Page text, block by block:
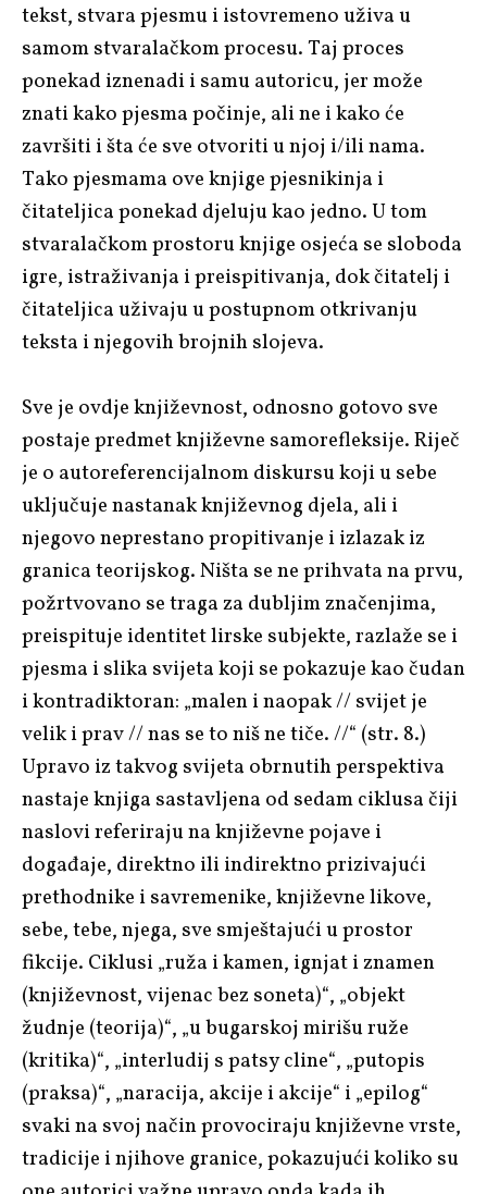
tekst, stvara pjesmu i istovremeno uživa u
samom stvaralačkom procesu. Taj proces
ponekad iznenadi i samu autoricu, jer može
znati kako pjesma počinje, ali ne i kako će
završiti i šta će sve otvoriti u njoj i/ili nama.
Tako pjesmama ove knjige pjesnikinja i
čitateljica ponekad djeluju kao jedno. U tom
stvaralačkom prostoru knjige osjeća se sloboda
igre, istraživanja i preispitivanja, dok čitatelj i
čitateljica uživaju u postupnom otkrivanju
teksta i njegovih brojnih slojeva.
Sve je ovdje književnost, odnosno gotovo sve
postaje predmet književne samorefleksije. Riječ
je o autoreferencijalnom diskursu koji u sebe
uključuje nastanak književnog djela, ali i
njegovo neprestano propitivanje i izlazak iz
granica teorijskog. Ništa se ne prihvata na prvu,
požrtvovano se traga za dubljim značenjima,
preispituje identitet lirske subjekte, razlaže se i
pjesma i slika svijeta koji se pokazuje kao čudan
i kontradiktoran: „malen i naopak // svijet je
velik i prav // nas se to niš ne tiče. //“ (str. 8.)
Upravo iz takvog svijeta obrnutih perspektiva
nastaje knjiga sastavljena od sedam ciklusa čiji
naslovi referiraju na književne pojave i
događaje, direktno ili indirektno prizivajući
prethodnike i savremenike, književne likove,
sebe, tebe, njega, sve smještajući u prostor
fikcije. Ciklusi „ruža i kamen, ignjat i znamen
(književnost, vijenac bez soneta)“, „objekt
žudnje (teorija)“, „u bugarskoj mirišu ruže
(kritika)“, „interludij s patsy cline“, „putopis
(praksa)“, „naracija, akcije i akcije“ i „epilog“
svaki na svoj način provociraju književne vrste,
tradicije i njihove granice, pokazujući koliko su